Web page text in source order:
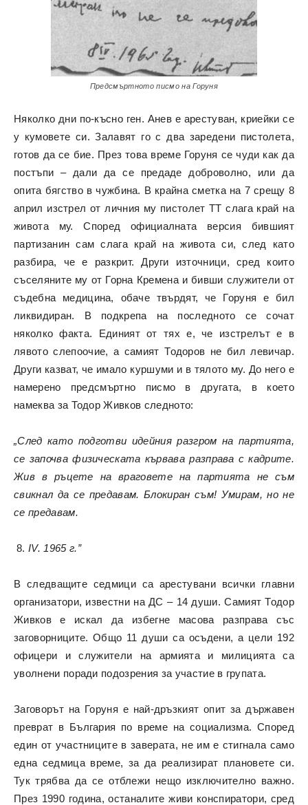
Предсмъртното писмо на Горуня
Няколко дни по-късно ген. Анев е арестуван, криейки се
у кумовете си. Залавят го с два заредени пистолета,
готов да се бие. През това време Горуня се чуди как да
постъпи – дали да се предаде доброволно, или да
опита бягство в чужбина. В крайна сметка на 7 срещу 8
април изстрел от личния му пистолет ТТ слага край на
живота му. Според официалната версия бившият
партизанин сам слага край на живота си, след като
разбира, че е разкрит. Други източници, сред които
съселяните му от Горна Кремена и бивши служители от
съдебна медицина, обаче твърдят, че Горуня е бил
ликвидиран. В подкрепа на последното се сочат
няколко факта. Единият от тях е, че изстрелът е в
лявото слепоочие, а самият Тодоров не бил левичар.
Други казват, че имало куршуми и в тялото му. До него е
намерено предсмъртно писмо в другата, в което
намеква за Тодор Живков следното:
„След като подготви идейния разгром на партията,
се започва физическата кървава разправа с кадрите.
Жив в ръцете на враговете на партията не съм
свикнал да се предавам. Блокиран съм! Умирам, но не
се предавам.
IV. 1965 г.”
В следващите седмици са арестувани всички главни
организатори, известни на ДС – 14 души. Самият Тодор
Живков е искал да избегне масова разправа със
заговорниците. Общо 11 души са осъдени, а цели 192
офицери и служители на армията и милицията са
уволнени поради подозрения за участие в групата.
Заговорът на Горуня е най-дръзкият опит за държавен
преврат в България по време на социализма. Според
един от участниците в заверата, не им е стигнала само
една седмица време, за да реализират плановете си.
Тук трябва да се отблежи нещо изключително важно.
През 1990 година, останалите живи конспиратори, сред